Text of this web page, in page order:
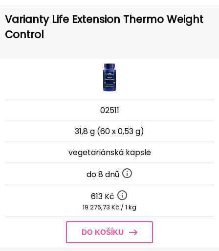
Varianty Life Extension Thermo Weight
Control
02511
31,8 g (60 x 0,53 g)
vegetariánská kapsle
do 8 dnů
613 Kč
19 276,73 Kč / 1 kg
DO KOŠÍKU